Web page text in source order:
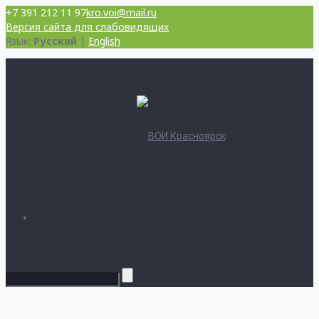
+7 391 212 11 97kro.voi@mail.ru
Версия сайта для слабовидящих
Язык: Русский | English